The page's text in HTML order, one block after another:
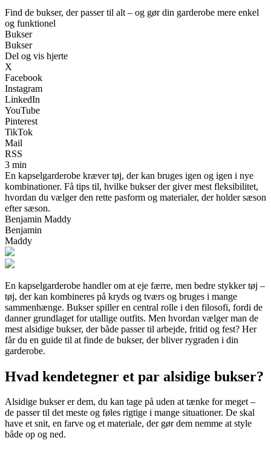
Find de bukser, der passer til alt – og gør din garderobe mere enkel
og funktionel
Bukser
Bukser
Del og vis hjerte
X
Facebook
Instagram
LinkedIn
YouTube
Pinterest
TikTok
Mail
RSS
3 min
En kapselgarderobe kræver tøj, der kan bruges igen og igen i nye
kombinationer. Få tips til, hvilke bukser der giver mest fleksibilitet,
hvordan du vælger den rette pasform og materialer, der holder sæson
efter sæson.
Benjamin Maddy
Benjamin
Maddy
En kapselgarderobe handler om at eje færre, men bedre stykker tøj –
tøj, der kan kombineres på kryds og tværs og bruges i mange
sammenhænge. Bukser spiller en central rolle i den filosofi, fordi de
danner grundlaget for utallige outfits. Men hvordan vælger man de
mest alsidige bukser, der både passer til arbejde, fritid og fest? Her
får du en guide til at finde de bukser, der bliver rygraden i din
garderobe.
Hvad kendetegner et par alsidige bukser?
Alsidige bukser er dem, du kan tage på uden at tænke for meget –
de passer til det meste og føles rigtige i mange situationer. De skal
have et snit, en farve og et materiale, der gør dem nemme at style
både op og ned.